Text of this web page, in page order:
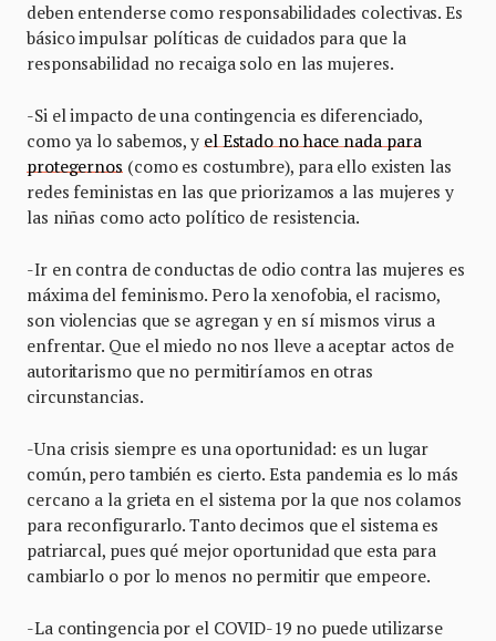
deben entenderse como responsabilidades colectivas. Es
básico impulsar políticas de cuidados para que la
responsabilidad no recaiga solo en las mujeres.
-Si el impacto de una contingencia es diferenciado,
como ya lo sabemos, y el Estado no hace nada para
protegernos(como es costumbre), para ello existen las
redes feministas en las que priorizamos a las mujeres y
las niñas como acto político de resistencia.
-Ir en contra de conductas de odio contra las mujeres es
máxima del feminismo. Pero la xenofobia, el racismo,
son violencias que se agregan y en sí mismos virus a
enfrentar. Que el miedo no nos lleve a aceptar actos de
autoritarismo que no permitiríamos en otras
circunstancias.
-Una crisis siempre es una oportunidad: es un lugar
común, pero también es cierto. Esta pandemia es lo más
cercano a la grieta en el sistema por la que nos colamos
para reconfigurarlo. Tanto decimos que el sistema es
patriarcal, pues qué mejor oportunidad que esta para
cambiarlo o por lo menos no permitir que empeore.
-La contingencia por el COVID-19 no puede utilizarse